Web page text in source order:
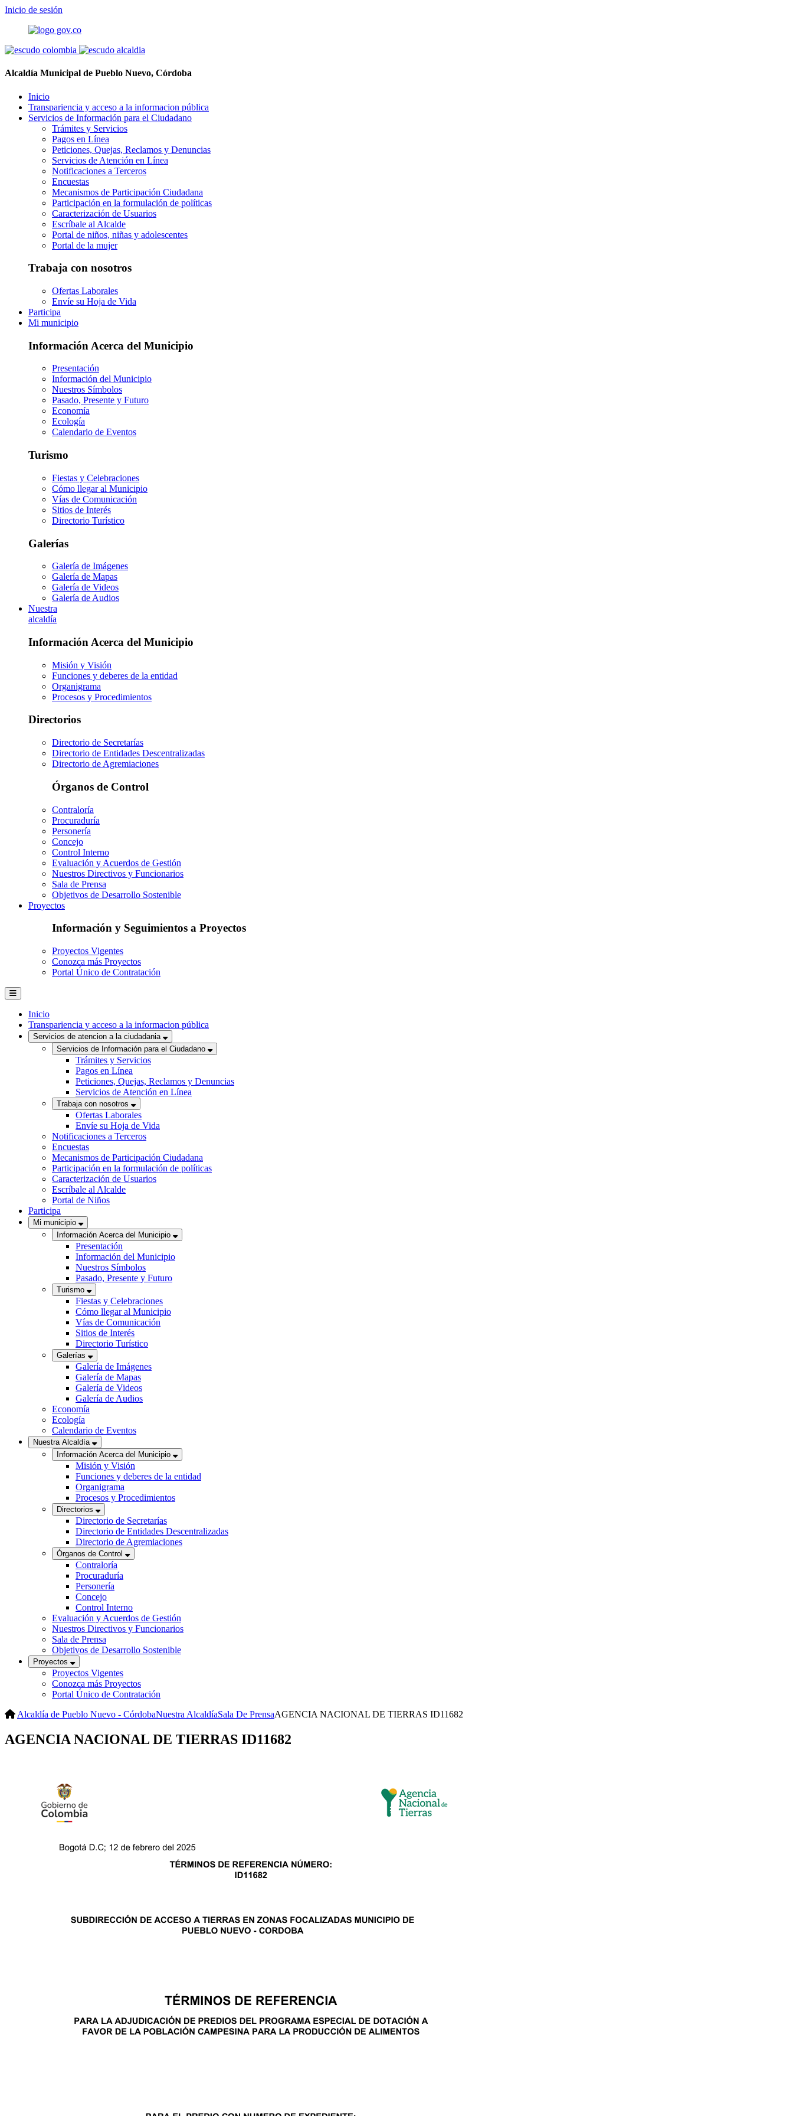
Inicio de sesión
Alcaldía Municipal de Pueblo Nuevo, Córdoba
Inicio
Transpariencia y acceso a la informacion pública
Servicios de Información para el Ciudadano
Trámites y Servicios
Pagos en Línea
Peticiones, Quejas, Reclamos y Denuncias
Servicios de Atención en Línea
Notificaciones a Terceros
Encuestas
Mecanismos de Participación Ciudadana
Participación en la formulación de políticas
Caracterización de Usuarios
Escríbale al Alcalde
Portal de niños, niñas y adolescentes
Portal de la mujer
Trabaja con nosotros
Ofertas Laborales
Envíe su Hoja de Vida
Participa
Mi municipio
Información Acerca del Municipio
Presentación
Información del Municipio
Nuestros Símbolos
Pasado, Presente y Futuro
Economía
Ecología
Calendario de Eventos
Turismo
Fiestas y Celebraciones
Cómo llegar al Municipio
Vías de Comunicación
Sitios de Interés
Directorio Turístico
Galerías
Galería de Imágenes
Galería de Mapas
Galería de Videos
Galería de Audios
Nuestra
alcaldía
Información Acerca del Municipio
Misión y Visión
Funciones y deberes de la entidad
Organigrama
Procesos y Procedimientos
Directorios
Directorio de Secretarías
Directorio de Entidades Descentralizadas
Directorio de Agremiaciones
Órganos de Control
Contraloría
Procuraduría
Personería
Concejo
Control Interno
Evaluación y Acuerdos de Gestión
Nuestros Directivos y Funcionarios
Sala de Prensa
Objetivos de Desarrollo Sostenible
Proyectos
Información y Seguimientos a Proyectos
Proyectos Vigentes
Conozca más Proyectos
Portal Único de Contratación
Inicio
Transpariencia y acceso a la informacion pública
Servicios de atencion a la ciudadania
Servicios de Información para el Ciudadano
Trámites y Servicios
Pagos en Línea
Peticiones, Quejas, Reclamos y Denuncias
Servicios de Atención en Línea
Trabaja con nosotros
Ofertas Laborales
Envíe su Hoja de Vida
Notificaciones a Terceros
Encuestas
Mecanismos de Participación Ciudadana
Participación en la formulación de políticas
Caracterización de Usuarios
Escríbale al Alcalde
Portal de Niños
Participa
Mi municipio
Información Acerca del Municipio
Presentación
Información del Municipio
Nuestros Símbolos
Pasado, Presente y Futuro
Turismo
Fiestas y Celebraciones
Cómo llegar al Municipio
Vías de Comunicación
Sitios de Interés
Directorio Turístico
Galerías
Galería de Imágenes
Galería de Mapas
Galería de Videos
Galería de Audios
Economía
Ecología
Calendario de Eventos
Nuestra Alcaldía
Información Acerca del Municipio
Misión y Visión
Funciones y deberes de la entidad
Organigrama
Procesos y Procedimientos
Directorios
Directorio de Secretarías
Directorio de Entidades Descentralizadas
Directorio de Agremiaciones
Órganos de Control
Contraloría
Procuraduría
Personería
Concejo
Control Interno
Evaluación y Acuerdos de Gestión
Nuestros Directivos y Funcionarios
Sala de Prensa
Objetivos de Desarrollo Sostenible
Proyectos
Proyectos Vigentes
Conozca más Proyectos
Portal Único de Contratación
Alcaldía de Pueblo Nuevo - CórdobaNuestra AlcaldíaSala De PrensaAGENCIA NACIONAL DE TIERRAS ID11682
AGENCIA NACIONAL DE TIERRAS ID11682